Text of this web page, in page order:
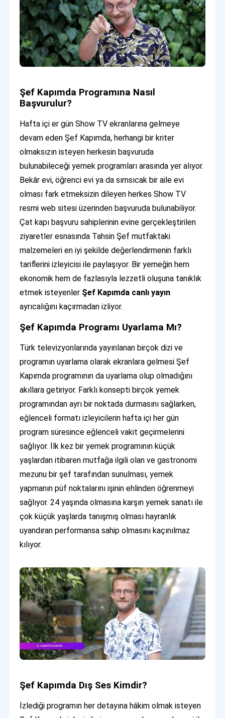
Şef Kapımda Programına Nasıl
Başvurulur?
Hafta içi er gün Show TV ekranlarına gelmeye
devam eden Şef Kapımda, herhangi bir kriter
olmaksızın isteyen herkesin başvuruda
bulunabileceği yemek programları arasında yer alıyor.
Bekâr evi, öğrenci evi ya da sımsıcak bir aile evi
olması fark etmeksizin dileyen herkes Show TV
resmi web sitesi üzerinden başvuruda bulunabiliyor.
Çat kapı başvuru sahiplerinin evine gerçekleştirilen
ziyaretler esnasında Tahsin Şef mutfaktaki
malzemeleri en iyi şekilde değerlendirmenin farklı
tariflerini izleyicisi ile paylaşıyor. Bir yemeğin hem
ekonomik hem de fazlasıyla lezzetli oluşuna tanıklık
etmek isteyenler Şef Kapımda canlı yayın
ayrıcalığını kaçırmadan izliyor.
Şef Kapımda Programı Uyarlama Mı?
Türk televizyonlarında yayınlanan birçok dizi ve
programın uyarlama olarak ekranlara gelmesi Şef
Kapımda programının da uyarlama olup olmadığını
akıllara getiriyor. Farklı konsepti birçok yemek
programından ayrı bir noktada durmasını sağlarken,
eğlenceli formatı izleyicilerin hafta içi her gün
program süresince eğlenceli vakit geçirmelerini
sağlıyor. İlk kez bir yemek programının küçük
yaşlardan itibaren mutfağa ilgili olan ve gastronomi
mezunu bir şef tarafından sunulması, yemek
yapmanın püf noktalarını işinin ehlinden öğrenmeyi
sağlıyor. 24 yaşında olmasına karşın yemek sanatı ile
çok küçük yaşlarda tanışmış olması hayranlık
uyandıran performansa sahip olmasını kaçınılmaz
kılıyor.
Şef Kapımda Dış Ses Kimdir?
İzlediği programın her detayına hâkim olmak isteyen